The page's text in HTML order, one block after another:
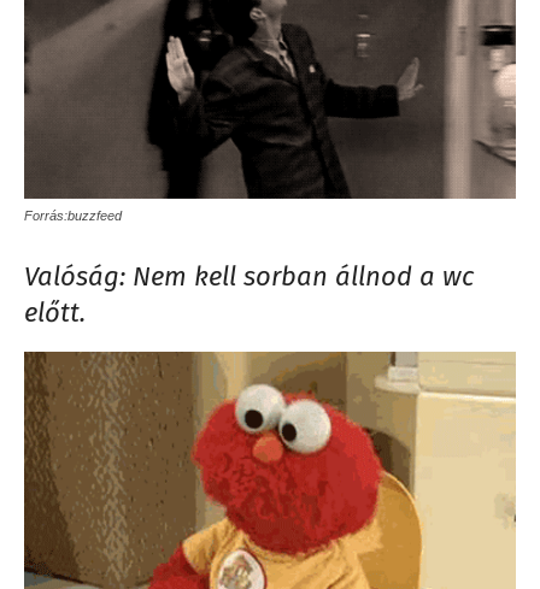
Forrás:buzzfeed
Valóság: Nem kell sorban állnod a wc
előtt.